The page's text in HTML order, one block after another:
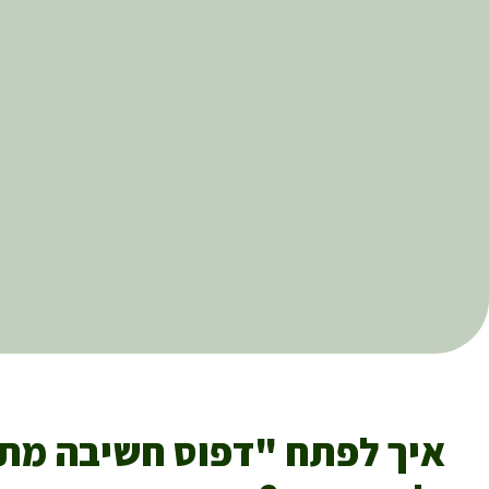
איך לפתח "דפוס חשיבה